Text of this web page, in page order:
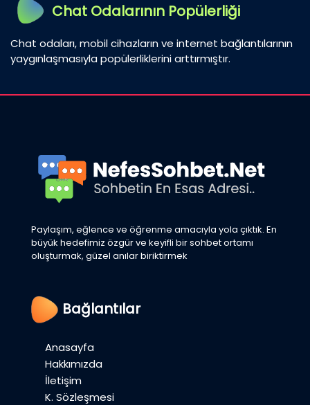
Chat Odalarının Popülerliği
Chat odaları, mobil cihazların ve internet bağlantılarının
yaygınlaşmasıyla popülerliklerini arttırmıştır.
Paylaşım, eğlence ve öğrenme amacıyla yola çıktık. En
büyük hedefimiz özgür ve keyifli bir sohbet ortamı
oluşturmak, güzel anılar biriktirmek
Bağlantılar
Anasayfa
Hakkımızda
İletişim
K. Sözleşmesi